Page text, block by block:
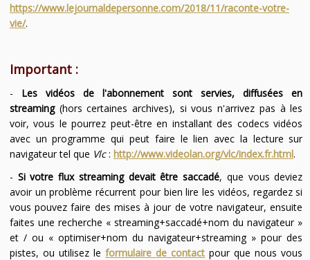
https://www.lejournaldepersonne.com/2018/11/raconte-votre-
vie/.
Important :
- Les vidéos de l'abonnement sont servies, diffusées en
streaming(hors certaines archives), si vous n'arrivez pas à les
voir, vous le pourrez peut-être en installant des codecs vidéos
avec un programme qui peut faire le lien avec la lecture sur
navigateur tel que Vlc: http://www.videolan.org/vlc/index.fr.html.
- Si votre flux streaming devait être saccadé, que vous deviez
avoir un problème récurrent pour bien lire les vidéos, regardez si
vous pouvez faire des mises à jour de votre navigateur, ensuite
faites une recherche « streaming+saccadé+nom du navigateur »
et / ou « optimiser+nom du navigateur+streaming » pour des
pistes, ou utilisez leformulaire de contact pour que nous vous